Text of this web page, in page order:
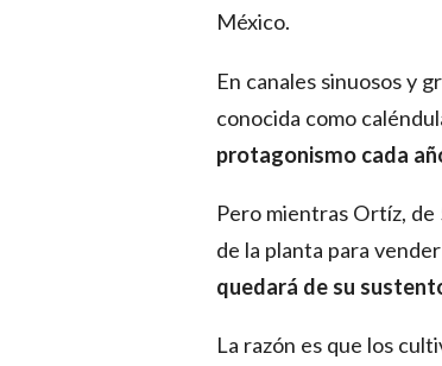
México.
En canales sinuosos y
conocida como
protagonismo cada
Pero mientras Ortíz,
de la planta para
quedará de su
La razón es que los